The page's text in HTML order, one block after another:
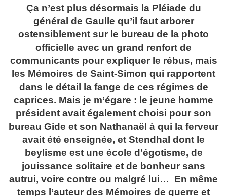
Ça n’est plus désormais la Pléiade du
général de Gaulle qu’il faut arborer
ostensiblement sur le bureau de la photo
officielle avec un grand renfort de
communicants pour expliquer le rébus, mais
les Mémoires de Saint-Simon qui rapportent
dans le détail la fange de ces régimes de
caprices. Mais je m’égare : le jeune homme
président avait également choisi pour son
bureau Gide et son Nathanaël à qui la ferveur
avait été enseignée, et Stendhal dont le
beylisme est une école d’égotisme, de
jouissance solitaire et de bonheur sans
autrui, voire contre ou malgré lui… En même
temps l’auteur des Mémoires de guerre et